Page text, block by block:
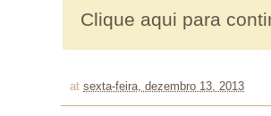
Clique aqui para
at sexta-feira, dezembro 13, 2013